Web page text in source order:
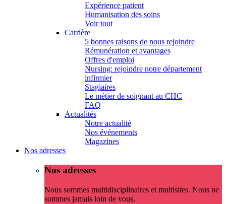
Expérience patient
Humanisation des soins
Voir tout
Carrière
5 bonnes raisons de nous rejoindre
Rémunération et avantages
Offres d'emploi
Nursing: rejoindre notre département
infirmier
Stagiaires
Le métier de soignant au CHC
FAQ
Actualités
Notre actualité
Nos événements
Magazines
Nos adresses
Nos adresses
Nous sommes multidisciplinaires et multisites. Nous ne
sommes jamais loin de vous.